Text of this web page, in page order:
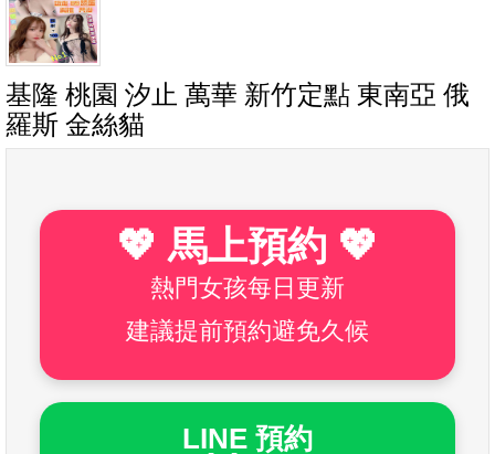
基隆 桃園 汐止 萬華 新竹定點 東南亞 俄
羅斯 金絲貓
💖 馬上預約 💖
熱門女孩每日更新
建議提前預約避免久候
LINE 預約